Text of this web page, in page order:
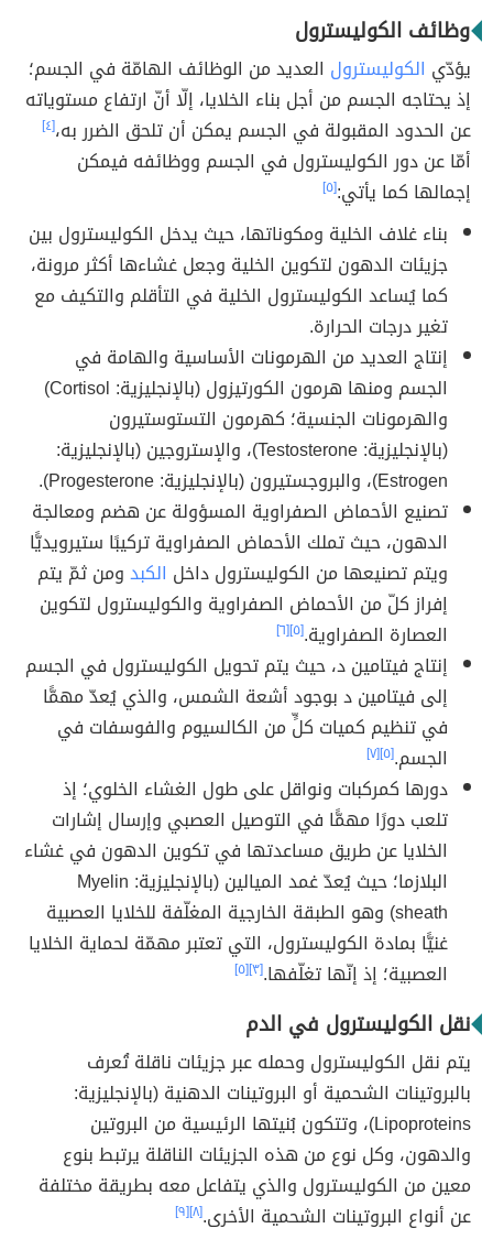
وظائف الكوليسترول
يؤدّي الكوليسترول العديد من الوظائف الهامّة في الجسم؛
إذ يحتاجه الجسم من أجل بناء الخلايا، إلّا أنّ ارتفاع مستوياته
عن الحدود المقبولة في الجسم يمكن أن تلحق الضرر به،[٤]
أمّا عن دور الكوليسترول في الجسم ووظائفه فيمكن
إجمالها كما يأتي:[٥]
بناء غلاف الخلية ومكوناتها، حيث يدخل الكوليسترول بين
جزيئات الدهون لتكوين الخلية وجعل غشاءها أكثر مرونة،
كما يُساعد الكوليسترول الخلية في التأقلم والتكيف مع
تغير درجات الحرارة.
إنتاج العديد من الهرمونات الأساسية والهامة في
الجسم ومنها هرمون الكورتيزول (بالإنجليزية: Cortisol)
والهرمونات الجنسية؛ كهرمون التستوستيرون
(بالإنجليزية: Testosterone)، والإستروجين (بالإنجليزية:
Estrogen)، والبروجستيرون (بالإنجليزية: Progesterone).
تصنيع الأحماض الصفراوية المسؤولة عن هضم ومعالجة
الدهون، حيث تملك الأحماض الصفراوية تركيبًا ستيرويديًّا
ويتم تصنيعها من الكوليسترول داخل الكبدومن ثمّ يتم
إفراز كلّ من الأحماض الصفراوية والكوليسترول لتكوين
العصارة الصفراوية.[٥] [٦]
إنتاج فيتامين د، حيث يتم تحويل الكوليسترول في الجسم
إلى فيتامين د بوجود أشعة الشمس، والذي يُعدّ مهمًّا
في تنظيم كميات كلٍّ من الكالسيوم والفوسفات في
الجسم.[٥] [٧]
دورها كمركبات ونواقل على طول الغشاء الخلوي؛ إذ
تلعب دورًا مهمًّا في التوصيل العصبي وإرسال إشارات
الخلايا عن طريق مساعدتها في تكوين الدهون في غشاء
البلازما؛ حيث يُعدّ غمد الميالين (بالإنجليزية: Myelin
sheath) وهو الطبقة الخارجية المغلّفة للخلايا العصبية
غنيًّا بمادة الكوليسترول، التي تعتبر مهمّة لحماية الخلايا
العصبية؛ إذ إنّها تغلّفها.[٣] [٥]
نقل الكوليسترول في الدم
يتم نقل الكوليسترول وحمله عبر جزيئات ناقلة تُعرف
بالبروتينات الشحمية أو البروتينات الدهنية (بالإنجليزية:
Lipoproteins)، وتتكون بُنيتها الرئيسية من البروتين
والدهون، وكل نوع من هذه الجزيئات الناقلة يرتبط بنوع
معين من الكوليسترول والذي يتفاعل معه بطريقة مختلفة
عن أنواع البروتينات الشحمية الأخرى.[٨] [٩]